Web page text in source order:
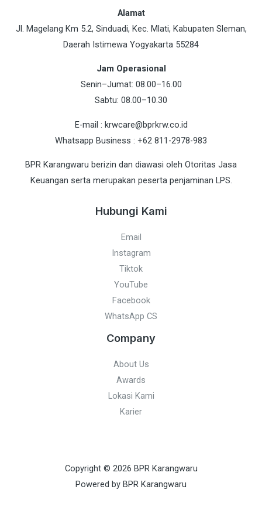
Alamat
Jl. Magelang Km 5.2, Sinduadi, Kec. Mlati, Kabupaten Sleman,
Daerah Istimewa Yogyakarta 55284
Jam Operasional
Senin–Jumat: 08.00–16.00
Sabtu: 08.00–10.30
E-mail : krwcare@bprkrw.co.id
Whatsapp Business : +62 811-2978-983
BPR Karangwaru berizin dan diawasi oleh Otoritas Jasa
Keuangan serta merupakan peserta penjaminan LPS.
Hubungi Kami
Email
Instagram
Tiktok
YouTube
Facebook
WhatsApp CS
Company
About Us
Awards
Lokasi Kami
Karier
Copyright © 2026 BPR Karangwaru
Powered by BPR Karangwaru